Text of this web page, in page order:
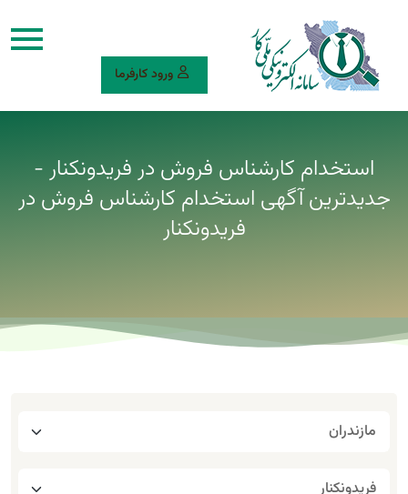
ورود کارفرما
استخدام کارشناس فروش در فریدونکنار -
جدیدترین آگهی استخدام کارشناس فروش در
فریدونکنار